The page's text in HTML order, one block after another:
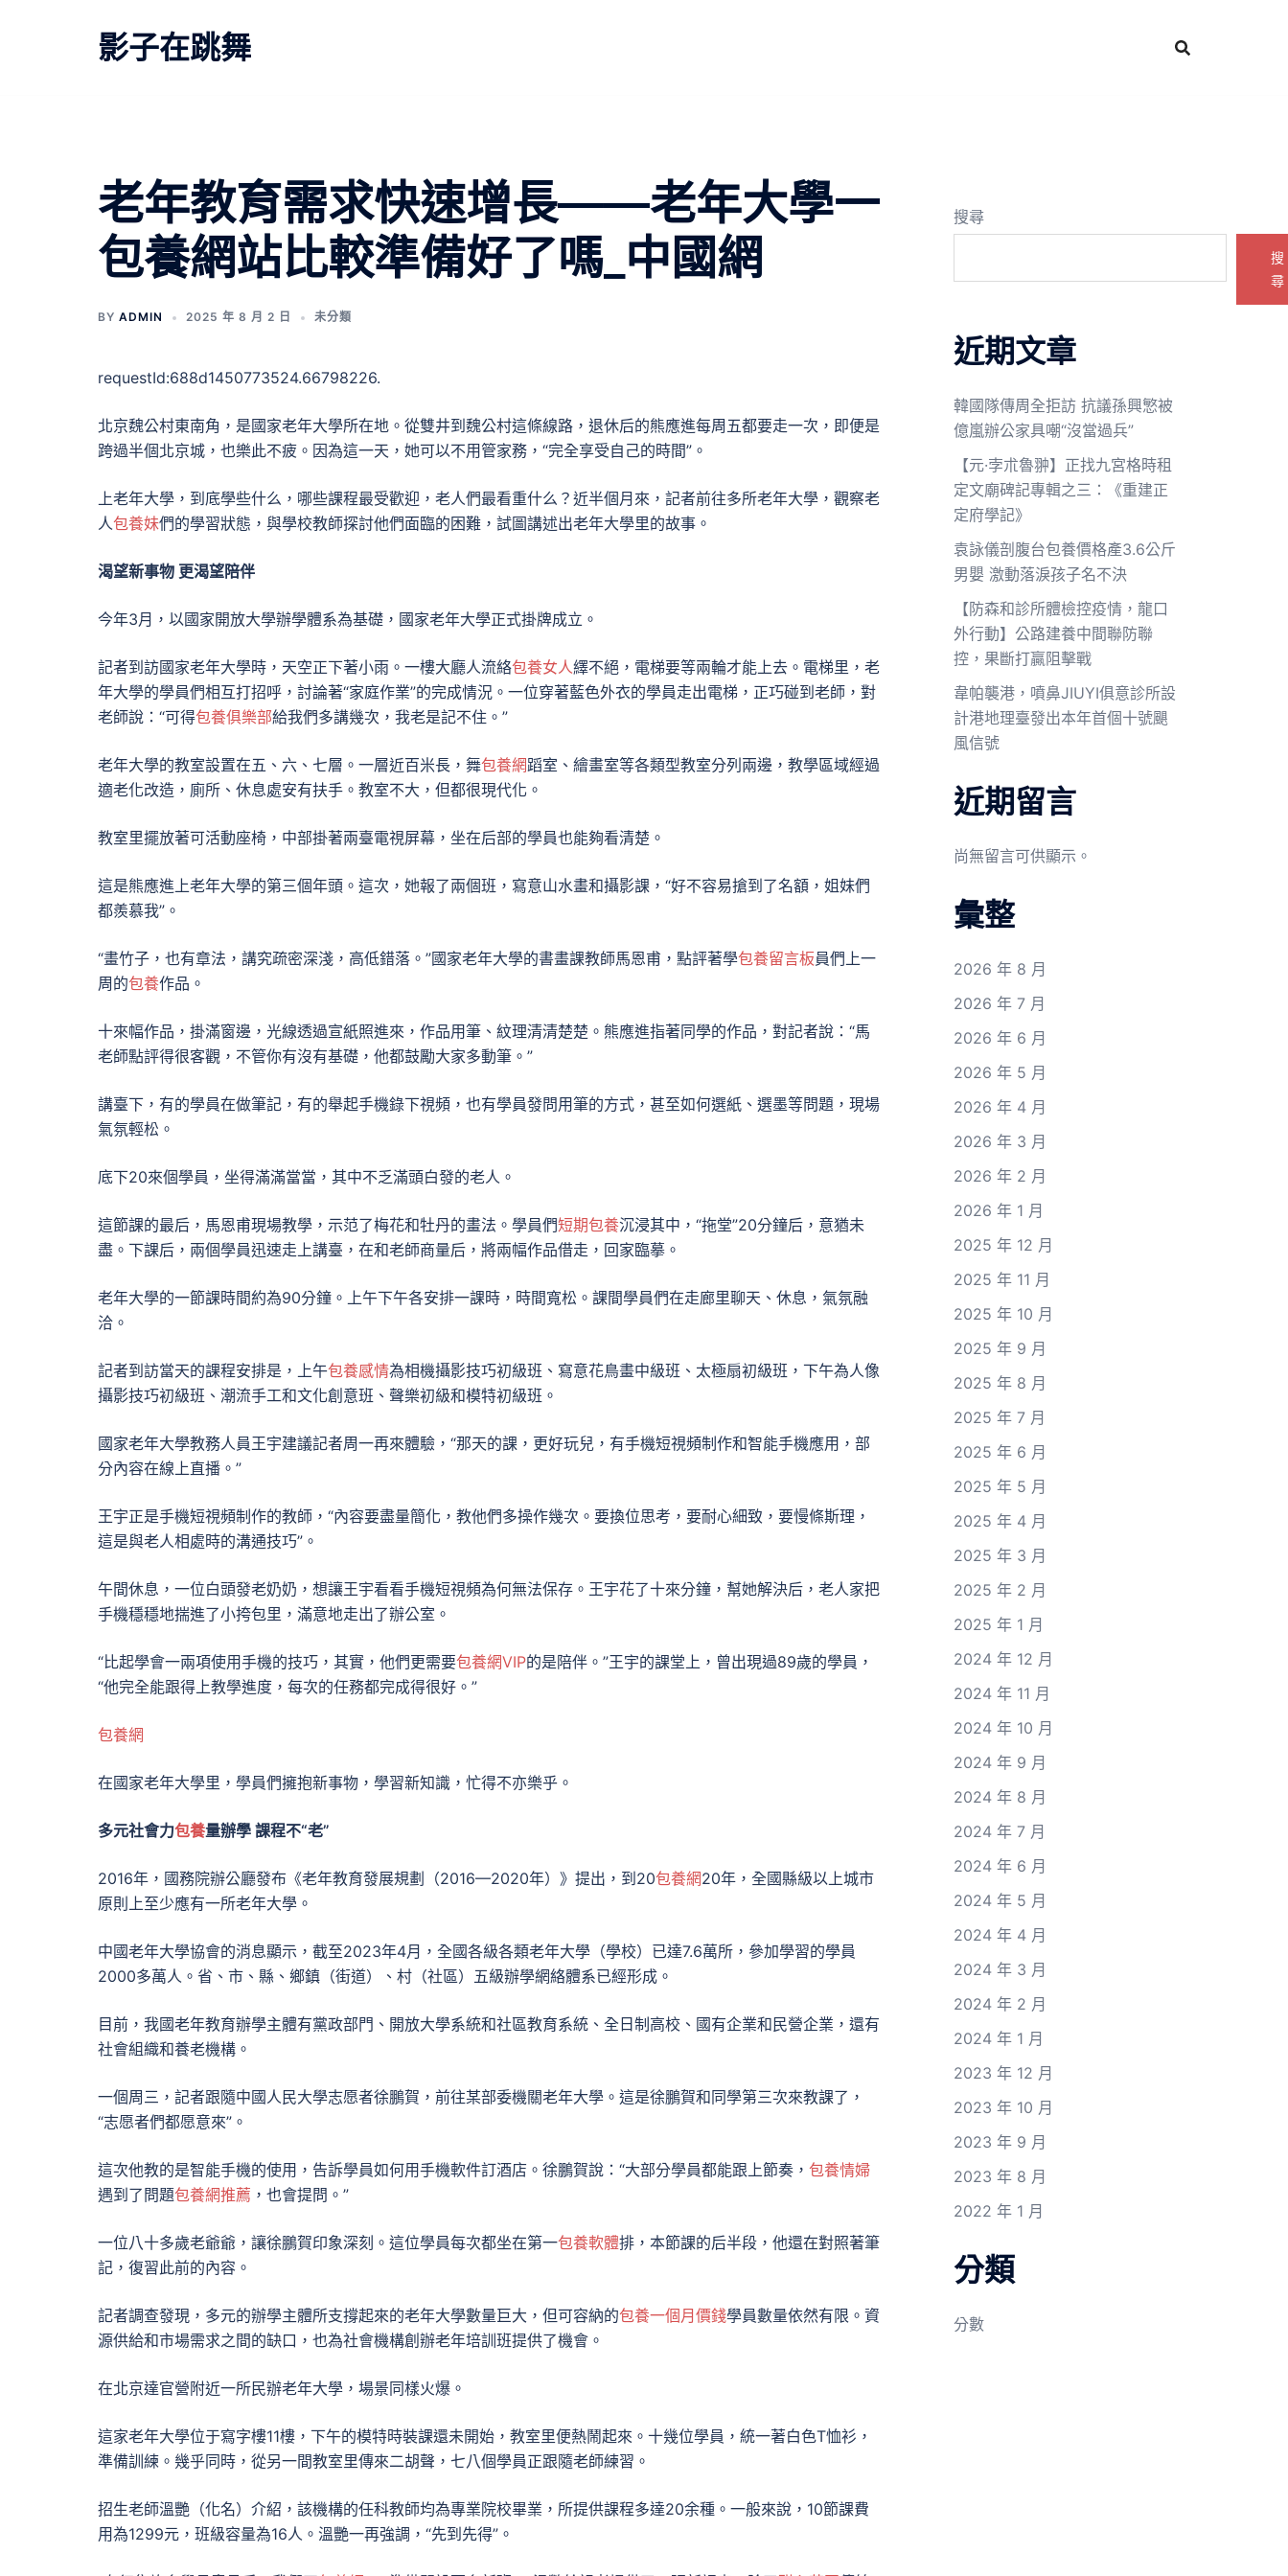
影子在跳舞
老年教育需求快速增長——老年大學一
包養網站比較準備好了嗎_中國網
BY ADMIN 2025 年 8 月 2 日 未分類
requestId:688d1450773524.66798226.
北京魏公村東南角，是國家老年大學所在地。從雙井到魏公村這條線路，退休后的熊應進每周五都要走一次，即便是
跨過半個北京城，也樂此不疲。因為這一天，她可以不用管家務，“完全享受自己的時間”。
上老年大學，到底學些什么，哪些課程最受歡迎，老人們最看重什么？近半個月來，記者前往多所老年大學，觀察老
人包養妹們的學習狀態，與學校教師探討他們面臨的困難，試圖講述出老年大學里的故事。
渴望新事物 更渴望陪伴
今年3月，以國家開放大學辦學體系為基礎，國家老年大學正式掛牌成立。
記者到訪國家老年大學時，天空正下著小雨。一樓大廳人流絡包養女人繹不絕，電梯要等兩輪才能上去。電梯里，老
年大學的學員們相互打招呼，討論著“家庭作業”的完成情況。一位穿著藍色外衣的學員走出電梯，正巧碰到老師，對
老師說：“可得包養俱樂部給我們多講幾次，我老是記不住。”
老年大學的教室設置在五、六、七層。一層近百米長，舞包養網蹈室、繪畫室等各類型教室分列兩邊，教學區域經過
適老化改造，廁所、休息處安有扶手。教室不大，但都很現代化。
教室里擺放著可活動座椅，中部掛著兩臺電視屏幕，坐在后部的學員也能夠看清楚。
這是熊應進上老年大學的第三個年頭。這次，她報了兩個班，寫意山水畫和攝影課，“好不容易搶到了名額，姐妹們
都羨慕我”。
“畫竹子，也有章法，講究疏密深淺，高低錯落。”國家老年大學的書畫課教師馬恩甫，點評著學包養留言板員們上一
周的包養作品。
十來幅作品，掛滿窗邊，光線透過宣紙照進來，作品用筆、紋理清清楚楚。熊應進指著同學的作品，對記者說：“馬
老師點評得很客觀，不管你有沒有基礎，他都鼓勵大家多動筆。”
講臺下，有的學員在做筆記，有的舉起手機錄下視頻，也有學員發問用筆的方式，甚至如何選紙、選墨等問題，現場
氣氛輕松。
底下20來個學員，坐得滿滿當當，其中不乏滿頭白發的老人。
這節課的最后，馬恩甫現場教學，示范了梅花和牡丹的畫法。學員們短期包養沉浸其中，“拖堂”20分鐘后，意猶未
盡。下課后，兩個學員迅速走上講臺，在和老師商量后，將兩幅作品借走，回家臨摹。
老年大學的一節課時間約為90分鐘。上午下午各安排一課時，時間寬松。課間學員們在走廊里聊天、休息，氣氛融
洽。
記者到訪當天的課程安排是，上午包養感情為相機攝影技巧初級班、寫意花鳥畫中級班、太極扇初級班，下午為人像
攝影技巧初級班、潮流手工和文化創意班、聲樂初級和模特初級班。
國家老年大學教務人員王宇建議記者周一再來體驗，“那天的課，更好玩兒，有手機短視頻制作和智能手機應用，部
分內容在線上直播。”
王宇正是手機短視頻制作的教師，“內容要盡量簡化，教他們多操作幾次。要換位思考，要耐心細致，要慢條斯理，
這是與老人相處時的溝通技巧”。
午間休息，一位白頭發老奶奶，想讓王宇看看手機短視頻為何無法保存。王宇花了十來分鐘，幫她解決后，老人家把
手機穩穩地揣進了小挎包里，滿意地走出了辦公室。
“比起學會一兩項使用手機的技巧，其實，他們更需要包養網VIP的是陪伴。”王宇的課堂上，曾出現過89歲的學員，
“他完全能跟得上教學進度，每次的任務都完成得很好。”
包養網
在國家老年大學里，學員們擁抱新事物，學習新知識，忙得不亦樂乎。
多元社會力包養量辦學 課程不“老”
2016年，國務院辦公廳發布《老年教育發展規劃（2016—2020年）》提出，到20包養網20年，全國縣級以上城市
原則上至少應有一所老年大學。
中國老年大學協會的消息顯示，截至2023年4月，全國各級各類老年大學（學校）已達7.6萬所，參加學習的學員
2000多萬人。省、市、縣、鄉鎮（街道）、村（社區）五級辦學網絡體系已經形成。
目前，我國老年教育辦學主體有黨政部門、開放大學系統和社區教育系統、全日制高校、國有企業和民營企業，還有
社會組織和養老機構。
一個周三，記者跟隨中國人民大學志愿者徐鵬賀，前往某部委機關老年大學。這是徐鵬賀和同學第三次來教課了，
“志愿者們都愿意來”。
這次他教的是智能手機的使用，告訴學員如何用手機軟件訂酒店。徐鵬賀說：“大部分學員都能跟上節奏， 包養情婦
遇到了問題包養網推薦 ，也會提問。”
一位八十多歲老爺爺，讓徐鵬賀印象深刻。這位學員每次都坐在第一包養軟體排，本節課的后半段，他還在對照著筆
記，復習此前的內容。
記者調查發現，多元的辦學主體所支撐起來的老年大學數量巨大，但可容納的包養一個月價錢學員數量依然有限。資
源供給和市場需求之間的缺口，也為社會機構創辦老年培訓班提供了機會。
在北京達官營附近一所民辦老年大學，場景同樣火爆。
這家老年大學位于寫字樓11樓，下午的模特時裝課還未開始，教室里便熱鬧起來。十幾位學員，統一著白色T恤衫，
準備訓練。幾乎同時，從另一間教室里傳來二胡聲，七八個學員正跟隨老師練習。
招生老師溫艷（化名）介紹，該機構的任科教師均為專業院校畢業，所提供課程多達20余種。一般來說，10節課費
用為1299元，班級容量為16人。溫艷一再強調，“先到先得”。
搜尋
搜
尋
近期文章
韓國隊傳周全拒訪 抗議孫興慜被
億嵐辦公家具嘲“沒當過兵”
【元·孛朮魯翀】正找九宮格時租
定文廟碑記專輯之三：《重建正
定府學記》
袁詠儀剖腹台包養價格產3.6公斤
男嬰 激動落淚孩子名不決
【防森和診所體檢控疫情，龍口
外行動】公路建養中間聯防聯
控，果斷打贏阻擊戰
韋帕襲港，噴鼻JIUYI俱意診所設
計港地理臺發出本年首個十號颶
風信號
近期留言
尚無留言可供顯示。
彙整
2026 年 8 月
2026 年 7 月
2026 年 6 月
2026 年 5 月
2026 年 4 月
2026 年 3 月
2026 年 2 月
2026 年 1 月
2025 年 12 月
2025 年 11 月
2025 年 10 月
2025 年 9 月
2025 年 8 月
2025 年 7 月
2025 年 6 月
2025 年 5 月
2025 年 4 月
2025 年 3 月
2025 年 2 月
2025 年 1 月
2024 年 12 月
2024 年 11 月
2024 年 10 月
2024 年 9 月
2024 年 8 月
2024 年 7 月
2024 年 6 月
2024 年 5 月
2024 年 4 月
2024 年 3 月
2024 年 2 月
2024 年 1 月
2023 年 12 月
2023 年 10 月
2023 年 9 月
2023 年 8 月
2022 年 1 月
分類
分數